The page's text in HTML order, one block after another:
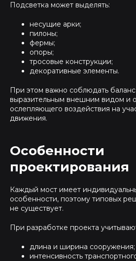
Подсветка может выделять:
несущие арки;
пилоны;
фермы;
опоры;
тросовые конструкции;
декоративные элементы.
При этом важно соблюдать
выразительным внешним видом и
ослепляющего воздействия на
движения.
Особенности
проектирования
Каждый мост имеет
особенности, поэтому типовых
не существует.
При разработке проекта
длина и ширина сооружения;
интенсивность